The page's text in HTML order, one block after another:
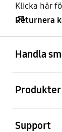
Klicka här
Returnera
Handla
Produkter
Support